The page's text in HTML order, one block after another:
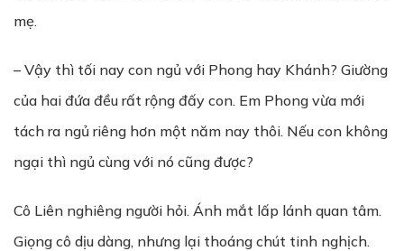
mẹ.
– Vậy thì tối nay con ngủ với Phong hay Khánh? Giường
của hai đứa đều rất rộng đấy con. Em Phong vừa mới
tách ra ngủ riêng hơn một năm nay thôi. Nếu con không
ngại thì ngủ cùng với nó cũng được?
Cô Liên nghiêng người hỏi. Ánh mắt lấp lánh quan tâm.
Giọng cô dịu dàng, nhưng lại thoáng chút tinh nghịch.